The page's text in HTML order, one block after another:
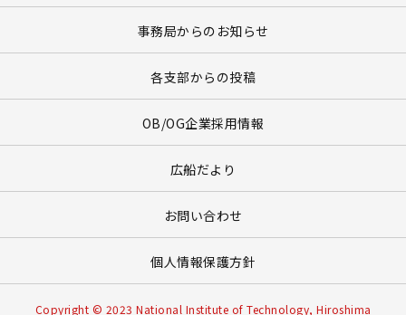
事務局からのお知らせ
各支部からの投稿
OB/OG企業採用情報
広船だより
お問い合わせ
個人情報保護方針
Copyright © 2023 National Institute of Technology, Hiroshima